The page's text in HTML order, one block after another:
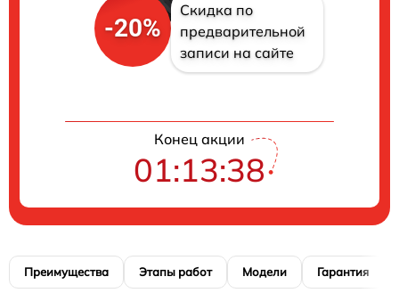
-20%
Скидка по
предварительной
записи на сайте
Конец акции
01:13:38
Преимущества Этапы работ Модели Гарантия